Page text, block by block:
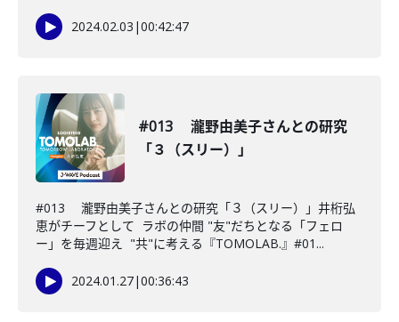
2024.02.03 |00:42:47
#013 瀧野由美子さんとの研究
「３（スリー）」
#013 瀧野由美子さんとの研究「３（スリー）」井桁弘
恵がチーフとして ラボの仲間 "友"だちとなる「フェロ
ー」を毎週迎え "共"に考える『TOMOLAB.』#01...
2024.01.27|00:36:43